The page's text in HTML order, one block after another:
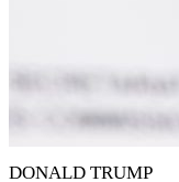
DONALD TRUMP